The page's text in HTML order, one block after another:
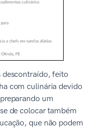
descontraído, feito
com culinária devido
um
de colocar também
que não podem